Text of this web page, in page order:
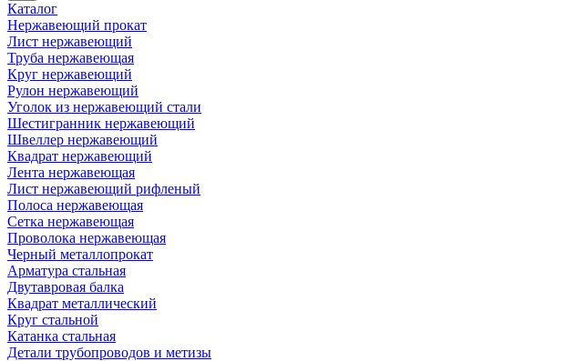
Каталог
Нержавеющий прокат
Лист нержавеющий
Труба нержавеющая
Круг нержавеющий
Рулон нержавеющий
Уголок из нержавеющий стали
Шестигранник нержавеющий
Швеллер нержавеющий
Квадрат нержавеющий
Лента нержавеющая
Лист нержавеющий рифленый
Полоса нержавеющая
Сетка нержавеющая
Проволока нержавеющая
Черный металлопрокат
Арматура стальная
Двутавровая балка
Квадрат металлический
Круг стальной
Катанка стальная
Детали трубопроводов и метизы